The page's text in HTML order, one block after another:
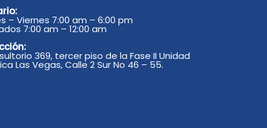
– Viernes 7:00 am – 6:00 pm
7:00 am – 12:00 am
369, tercer piso de la Fase II Unidad
Las Vegas, Calle 2 Sur No 46 – 55.